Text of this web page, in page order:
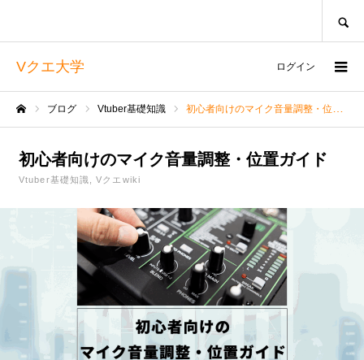
Vクエ大学 ログイン
ブログ Vtuber基礎知識 初心者向けのマイク音量調整・位置ガイド
初心者向けのマイク音量調整・位置ガイド
Vtuber基礎知識 Vクエwiki